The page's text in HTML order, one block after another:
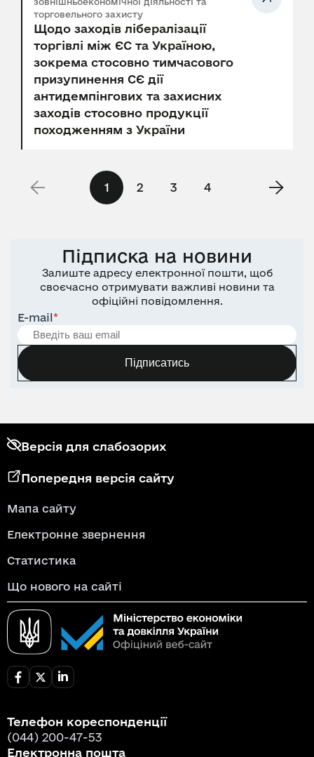
торговельного захисту
Щодо заходів лібералізації
торгівлі між ЄС та Україною,
зокрема стосовно тимчасового
призупинення СЄ дії
антидемпінгових та захисних
заходів стосовно продукції
походженням з України
1 2 3 4
Підписка на новини
Залиште адресу електронної пошти, щоб
своєчасно отримувати важливі новини та
офіційні повідомлення.
E-mail*
Підписатись
Версія для слабозорих
Попередня версія сайту
Мапа сайту
Електронне звернення
Статистика
Що нового на сайті
Телефон кореспонденції
(044) 200-47-53
Електронна пошта